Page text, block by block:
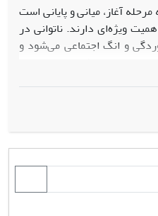
آغاز، میانی و پایانی است
ویژه‌ای دارند. ناتوانی در
و انگ اجتماعی می‌شود و
وضعیت مشابه در مهاجرت
به عنوان لحظه آیین
عبور از مراحل سخت‌افزاری
برای مهاجرت به نوعی آیین
و قواعد جدید تعریف
حیات همراه است و مهاجرت
است.